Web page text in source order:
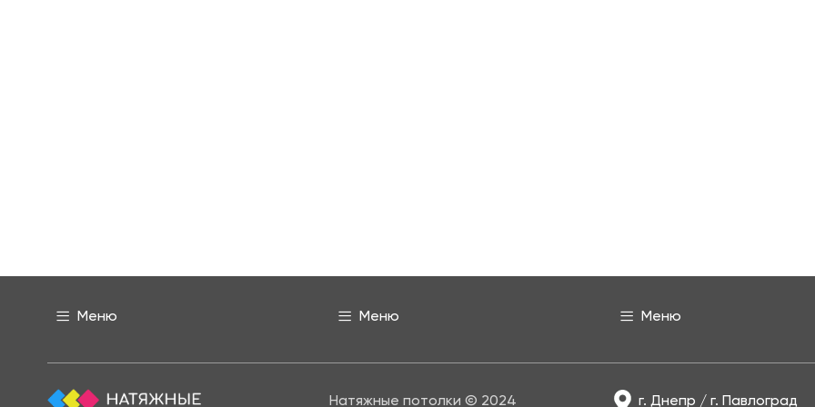
Меню Меню Меню
Натяжные потолки © 2024 г. Днепр / г. Павлоград